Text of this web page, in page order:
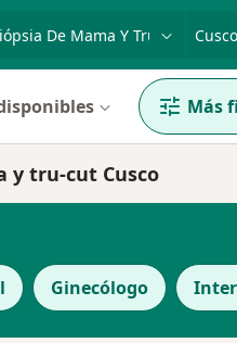
enfermedad o
Más
y tru-cut Cusco
Ginecólogo